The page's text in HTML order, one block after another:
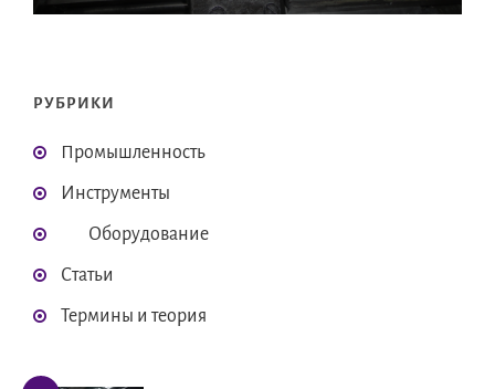
РУБРИКИ
Промышленность
Инструменты
Оборудование
Статьи
Термины и теория